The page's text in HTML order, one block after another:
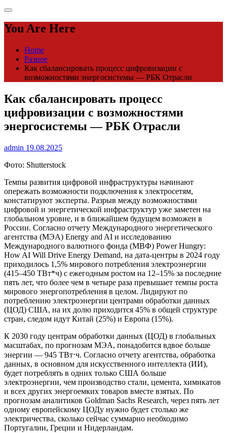
You Are Here
Home
Разное
Как сбалансировать процесс цифровизации с
возможностями энергосистемы — РБК Отрасли
Как сбалансировать процесс
цифровизации с возможностями
энергосистемы — РБК Отрасли
admin 19.08.2025
Фото: Shutterstock
Темпы развития цифровой инфраструктуры начинают
опережать возможности подключения к электросетям,
констатируют эксперты. Разрыв между возможностями
цифровой и энергетической инфраструктур уже заметен на
глобальном уровне, и в ближайшем будущем возможен в
России. Согласно отчету Международного энергетического
агентства (МЭА) Energy and AI и исследованию
Международного валютного фонда (МВФ) Power Hungry:
How AI Will Drive Energy Demand, на дата-центры в 2024 году
приходилось 1,5% мирового потребления электроэнергии
(415–450 ТВт*ч) с ежегодным ростом на 12–15% за последние
пять лет, что более чем в четыре раза превышает темпы роста
мирового энергопотребления в целом. Лидируют по
потреблению электроэнергии центрами обработки данных
(ЦОД) США, на их долю приходится 45% в общей структуре
стран, следом идут Китай (25%) и Европа (15%).
К 2030 году центрам обработки данных (ЦОД) в глобальных
масштабах, по прогнозам МЭА, понадобится вдвое больше
энергии — 945 ТВт⋅ч. Согласно отчету агентства, обработка
данных, в основном для искусственного интеллекта (ИИ),
будет потреблять в одних только США больше
электроэнергии, чем производство стали, цемента, химикатов
и всех других энергоемких товаров вместе взятых. По
прогнозам аналитиков Goldman Sachs Research, через пять лет
одному европейскому ЦОДу нужно будет столько же
электричества, сколько сейчас суммарно необходимо
Португалии, Греции и Нидерландам.